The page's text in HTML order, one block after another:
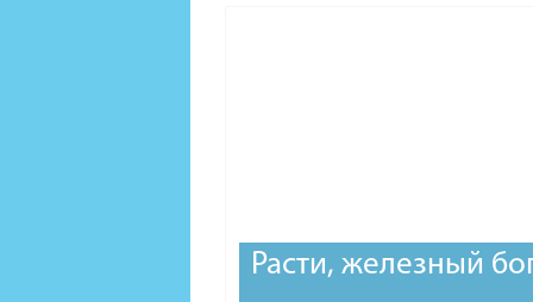
Расти, железный